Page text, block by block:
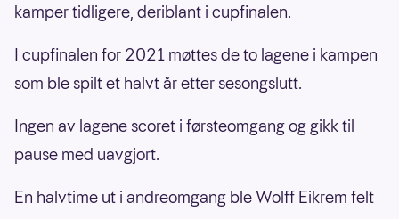
kamper tidligere, deriblant i cupfinalen.
I cupfinalen for 2021 møttes de to lagene i kampen
som ble spilt et halvt år etter sesongslutt.
Ingen av lagene scoret i førsteomgang og gikk til
pause med uavgjort.
En halvtime ut i andreomgang ble Wolff Eikrem felt